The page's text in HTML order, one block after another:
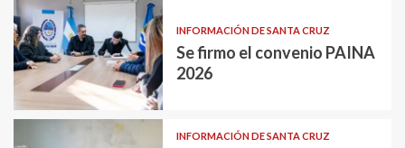
INFORMACIÓN DE SANTA CRUZ
Se firmo el convenio PAINA
2026
INFORMACIÓN DE SANTA CRUZ